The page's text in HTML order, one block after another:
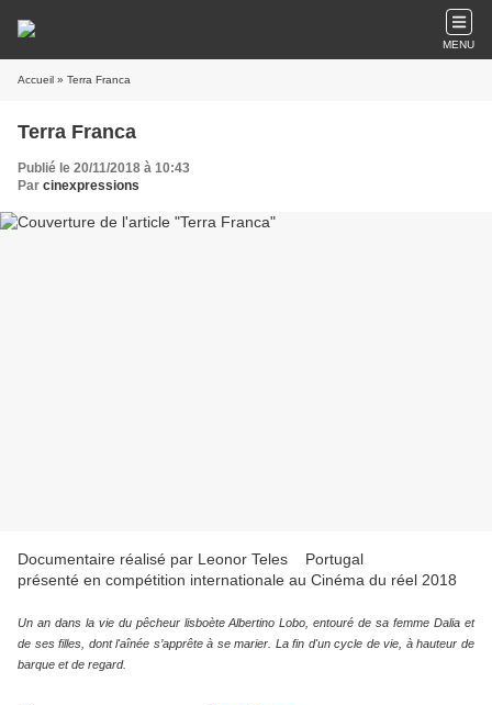
MENU
Accueil » Terra Franca
Terra Franca
Publié le 20/11/2018 à 10:43
Par cinexpressions
Documentaire réalisé par Leonor Teles Portugal
présenté en compétition internationale au Cinéma du réel 2018
Un an dans la vie du pêcheur lisboète Albertino Lobo, entouré de sa femme Dalia et
de ses filles, dont l'aînée s’apprête à se marier. La fin d'un cycle de vie, à hauteur de
barque et de regard.